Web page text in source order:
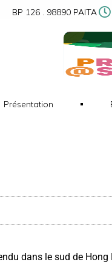
BP 126 . 98890 PAITA
Présentation
dans le sud de